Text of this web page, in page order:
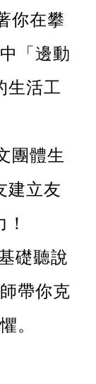
你在攀
「邊動
生活工
團體生
建立友
礎聽說
帶你克
。